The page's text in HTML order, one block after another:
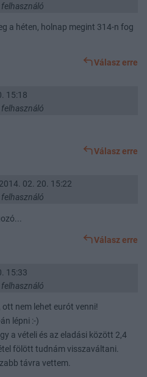
a héten, holnap megint 314-n fog
Válasz erre
15:18
Válasz erre
2014. 02. 20. 15:22
Válasz erre
15:33
nem lehet eurót venni!
lépni :-)
a vételi és az eladási között 2,4
fölött tudnám visszaváltani.
távra vettem.